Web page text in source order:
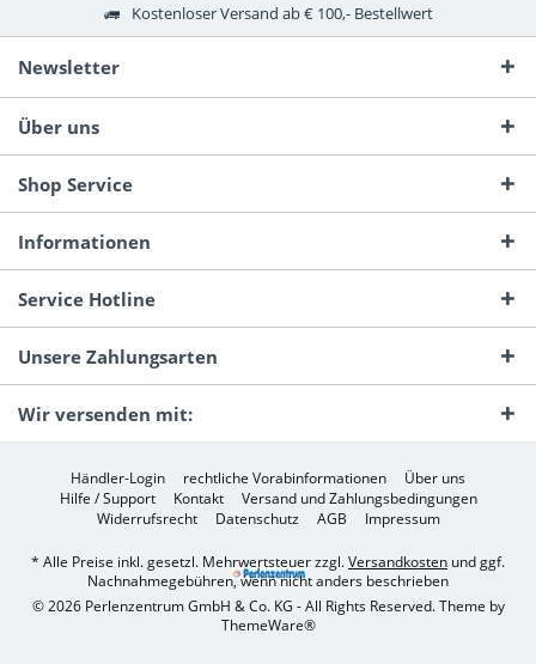
Kostenloser Versand ab € 100,- Bestellwert
Newsletter
Über uns
Shop Service
Informationen
Service Hotline
Unsere Zahlungsarten
Wir versenden mit:
Händler-Login rechtliche Vorabinformationen
Über uns
Hilfe / Support
Kontakt
Versand und Zahlungsbedingungen
Widerrufsrecht
Datenschutz AGB Impressum
* Alle Preise inkl. gesetzl. Mehrwertsteuer zzgl.Versandkosten und ggf.
Nachnahmegebühren, wenn nicht anders beschrieben
© 2026 Perlenzentrum GmbH & Co. KG - All Rights Reserved. Theme by
ThemeWare®